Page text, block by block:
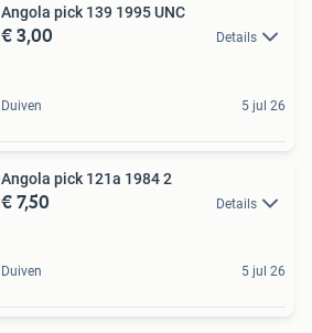
Angola pick 139 1995 UNC
€ 3,00 Details
Duiven 5 jul 26
Angola pick 121a 1984 2
€ 7,50 Details
Duiven 5 jul 26